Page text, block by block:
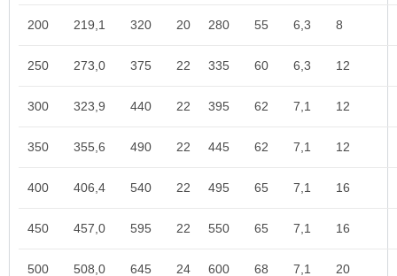
200 219,1 320 20 280 55 6,3 8
250 273,0 375 22 335 60 6,3 12
300 323,9 440 22 395 62 7,1 12
350 355,6 490 22 445 62 7,1 12
400 406,4 540 22 495 65 7,1 16
450 457,0 595 22 550 65 7,1 16
500 508,0 645 24 600 68 7,1 20